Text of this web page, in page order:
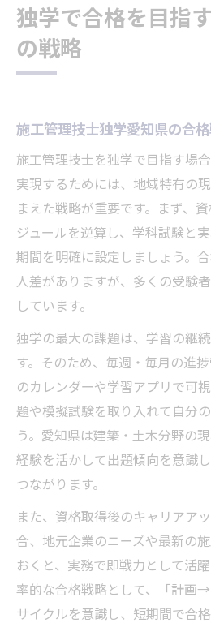
の生かし方
施工管理技士独学愛知
施工管理技士独学愛知
施工管理技士独学愛知
コツ
施工管理技士独学愛知
マネジメント
施工管理技士独学愛知
習スケジュール
施工管理技士独学愛知
ント
忙しい社会人でも続けら
施工管理技士独学愛知
す学習法
施工管理技士独学愛知
勉強術
施工管理技士独学愛知
集中法
施工管理技士独学愛知
習慣
施工管理技士独学愛知
工夫
独学で合格を目指
の戦略
施工管理技士独学愛知県の合
施工管理技士を独学で目指す場
実現するためには、地域特有の
まえた戦略が重要です。まず、
ジュールを逆算し、学科試験と
期間を明確に設定しましょう。
人差がありますが、多くの受験
しています。
独学の最大の課題は、学習の継
す。そのため、毎週・毎月の進
のカレンダーや学習アプリで可
題や模擬試験を取り入れて自分
う。愛知県は建築・土木分野の
経験を活かして出題傾向を意識
つながります。
また、資格取得後のキャリアア
合、地元企業のニーズや最新の
おくと、実務で即戦力として活
率的な合格戦略として、「計
サイクルを意識し、短期間で合